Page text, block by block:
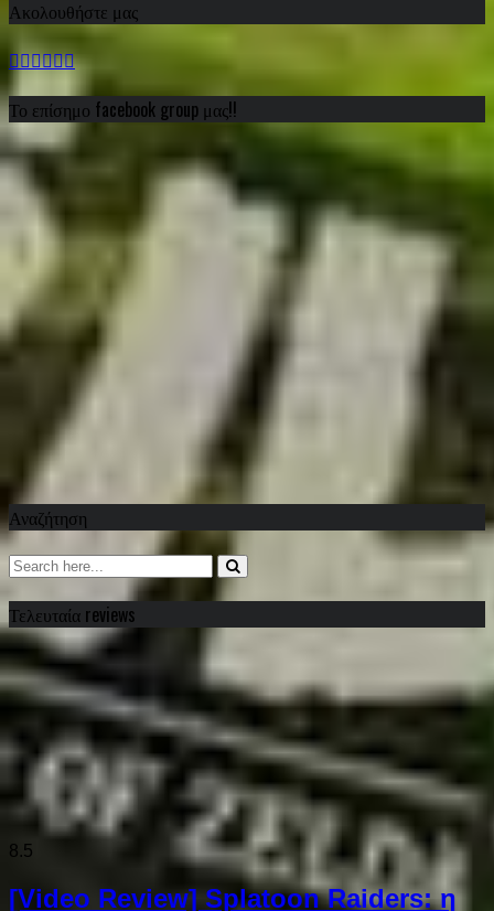
Ακολουθήστε μας
Το επίσημο facebook group μας!!
Αναζήτηση
Τελευταία reviews
8.5
[Video Review] Splatoon Raiders: η